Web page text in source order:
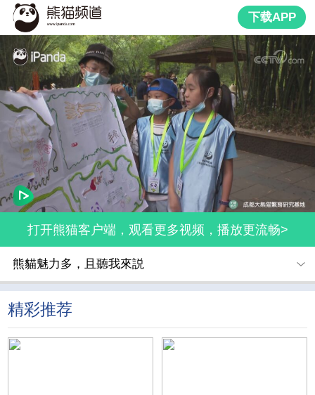
下载APP
打开熊猫客户端，观看更多视频，播放更流畅>
熊貓魅力多，且聽我來説
精彩推荐